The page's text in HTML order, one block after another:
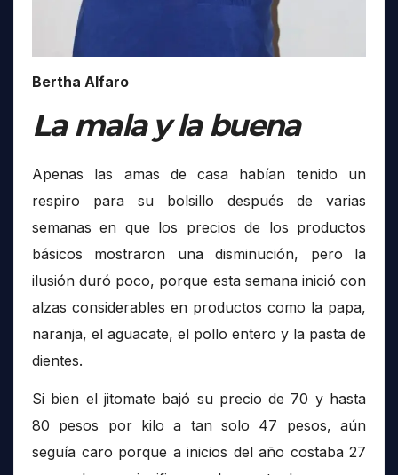
Bertha Alfaro
La mala y la buena
Apenas las amas de casa habían tenido un
respiro para su bolsillo después de varias
semanas en que los precios de los productos
básicos mostraron una disminución, pero la
ilusión duró poco, porque esta semana inició con
alzas considerables en productos como la papa,
naranja, el aguacate, el pollo entero y la pasta de
dientes.
Si bien el jitomate bajó su precio de 70 y hasta
80 pesos por kilo a tan solo 47 pesos, aún
seguía caro porque a inicios del año costaba 27